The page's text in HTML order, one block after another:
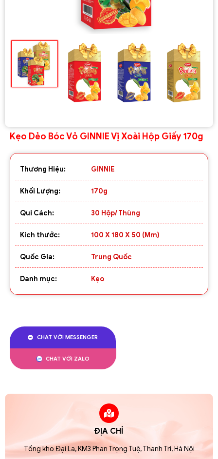
Kẹo Dẻo Bóc Vỏ GINNIE Vị Xoài Hộp Giấy 170g
Thương Hiệu: GINNIE
Khối Lượng: 170g
Qui Cách: 30 Hộp/ Thùng
Kích thước: 100 X 180 X 50 (mm)
Quốc Gia: Trung Quốc
Danh mục: Kẹo
CHAT VỚI MESSENGER
CHAT VỚI ZALO
ĐỊA CHỈ
Tổng kho Đại La, KM3 Phan Trọng Tuệ, Thanh Trì, Hà Nội